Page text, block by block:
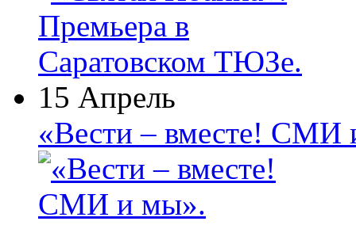
15 Апрель
«Вести – вместе! СМИ